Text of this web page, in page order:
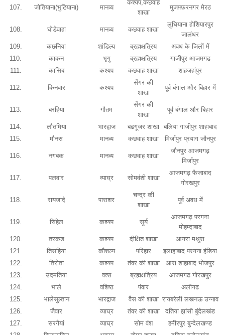
107. जोतियाना(भुटियाना) मानव्य
कश्यप,कछवाह
शाखा
मुजफ़्फ़रनगर मेरठ
108. घोडेवाहा मानव्य कछवाह शाखा
लुधियाना होशियारपुर
जालंधर
109.
कछनिया शांडिल्य ब्रह्मक्षत्रिय
अवध के जिलों में
110.
काकन भृगु ब्रह्मक्षत्रिय
गाजीपुर आजमगढ
111.
कासिब कश्यप कछवाह शाखा शाहजहांपुर
112. किनवार कश्यप
सेंगर की
शाखा
पूर्व बंगाल और बिहार में
113. बरहिया गौतम
सेंगर की
शाखा
पूर्व बंगाल और बिहार
114. लौतमिया भारद्वाज बढगूजर शाखा बलिया गाजीपुर शाहाबाद
115.
मौनस मानव्य कछवाह शाखा मिर्जापुर प्रयाग जौनपुर
116. नगबक मानव्य कछवाह शाखा
जौनपुर आजमगढ़
मिर्जापुर
117. पलवार व्याघ्र सोमवंशी शाखा
आजमगढ़ फैजाबाद
गोरखपुर
118. रायजादे पाराशर
चन्द्र की
शाखा
पूर्व अवध में
119. सिंहेल कश्यप सूर्य
आजमगढ़ परगना
मोहम्दाबाद
120.
तरकड कश्यप दीक्षित शाखा
आगरा मथुरा
121.
तिसहिया कौशल्य परिहार
इलाहाबाद परगना हंडिया
122.
तिरोता कश्यप तंवर की शाखा
आरा शाहाबाद भोजपुर
123.
उदमतिया वत्स ब्रह्मक्षत्रिय
आजमगढ गोरखपुर
124.
भाले वशिष्ठ पंवार
अलीगढ
125.
भालेसुल्तान भारद्वाज वैस की शाखा रायबरेली लखनऊ उन्नाव
126.
जैवार व्याघ्र तंवर की शाखा
दतिया झांसी बुंदेलखंड
127.
सरगैयां व्याघ्र सोम वंश
हमीरपुर बुन्देलखण्ड